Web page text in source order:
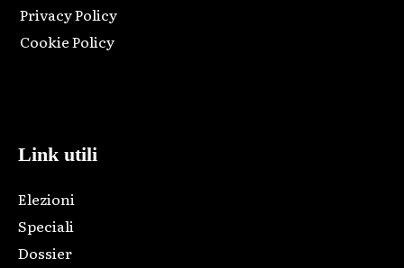
Privacy Policy
Cookie Policy
Link utili
Elezioni
Speciali
Dossier